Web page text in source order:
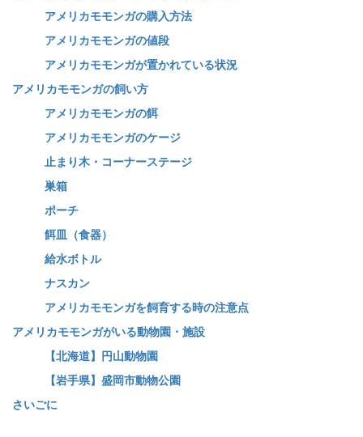
アメリカモモンガの購入方法
アメリカモモンガの値段
アメリカモモンガが置かれている状況
アメリカモモンガの飼い方
アメリカモモンガの餌
アメリカモモンガのケージ
止まり木・コーナーステージ
巣箱
ポーチ
餌皿（食器）
給水ボトル
ナスカン
アメリカモモンガを飼育する時の注意点
アメリカモモンガがいる動物園・施設
【北海道】円山動物園
【岩手県】盛岡市動物公園
さいごに